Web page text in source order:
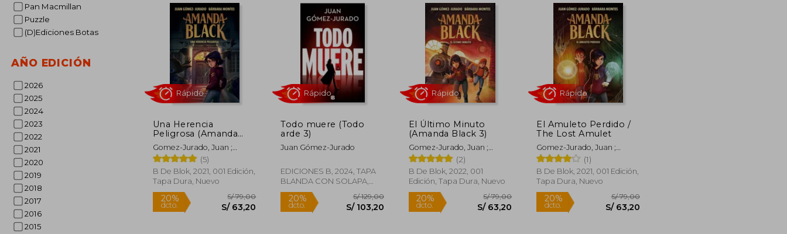
Pan Macmillan
Puzzle
(D)Ediciones Botas
AÑO EDICIÓN
2026
2025
2024
2023
2022
2021
2020
2019
2018
2017
2016
2015
50%
dcto.
20%
dcto.
S/ 149,00 32%
dcto.
S/ 69,00
S/ 47,00
20%
dcto.
Una Herencia
Peligrosa (Amanda
Black 1)
Gomez-Jurado, Juan ;
Montes, Barbara
(5)
B De Blok, 2021, 001 Edición,
Tapa Dura, Nuevo
Todo muere (Todo
arde 3)
Juan Gómez-Jurado
EDICIONES B, 2024, TAPA
BLANDA CON SOLAPA,
Nuevo
El Último Minuto
(Amanda Black 3)
Gomez-Jurado, Juan ;
Montes, Bárbara
(2)
B De Blok, 2022, 001
Edición, Tapa Dura, Nuevo
El Amuleto Perdido /
The Lost Amulet
Gomez-Jurado, Juan ;
Montes, Bárbara
(1)
B De Blok, 2021, 001 Edición,
Tapa Dura, Nuevo